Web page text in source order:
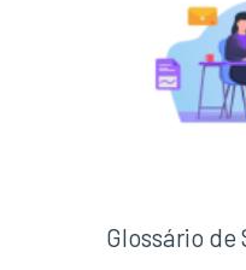
Glossário